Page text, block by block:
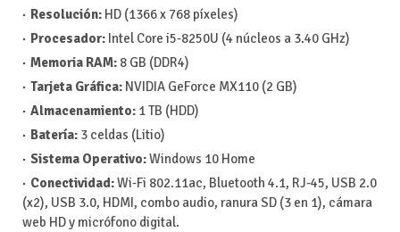
Resolución: HD (1366 x 768 píxeles)
Procesador: Intel Core i5-8250U (4 núcleos a 3.40 GHz)
Memoria RAM: 8 GB (DDR4)
Tarjeta Gráfica: NVIDIA GeForce MX110 (2 GB)
Almacenamiento: 1 TB (HDD)
Batería: 3 celdas (Litio)
Sistema Operativo:Windows 10 Home
Conectividad:Wi-Fi 802.11ac, Bluetooth 4.1, RJ-45, USB 2.0
(x2), USB 3.0, HDMI, combo audio, ranura SD (3 en 1), cámara
web HD y micrófono digital.